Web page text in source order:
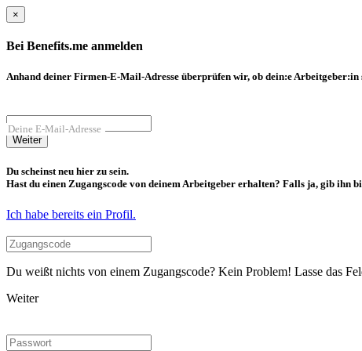
×
Bei Benefits.me anmelden
Anhand deiner Firmen-E-Mail-Adresse überprüfen wir, ob dein:e Arbeitgeber:in
Deine E-Mail-Adresse
Weiter
Du scheinst neu hier zu sein.
Hast du einen Zugangscode von deinem Arbeitgeber erhalten? Falls ja, gib ihn
Ich habe bereits ein Profil.
Du weißt nichts von einem Zugangscode? Kein Problem! Lasse das
Weiter